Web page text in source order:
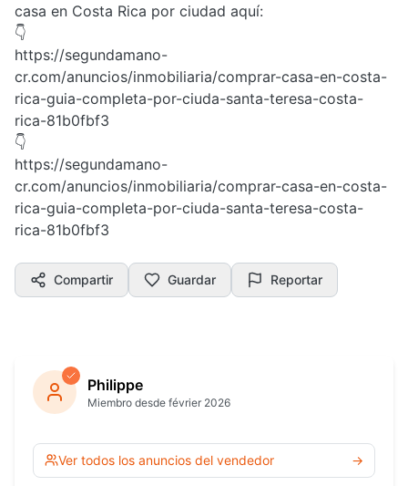
casa en Costa Rica por ciudad aquí:
👇
https://segundamano-
cr.com/anuncios/inmobiliaria/comprar-casa-en-costa-
rica-guia-completa-por-ciuda-santa-teresa-costa-
rica-81b0fbf3
👇
https://segundamano-
cr.com/anuncios/inmobiliaria/comprar-casa-en-costa-
rica-guia-completa-por-ciuda-santa-teresa-costa-
rica-81b0fbf3
Compartir Guardar Reportar
Philippe
Miembro desde février 2026
Ver todos los anuncios del vendedor →